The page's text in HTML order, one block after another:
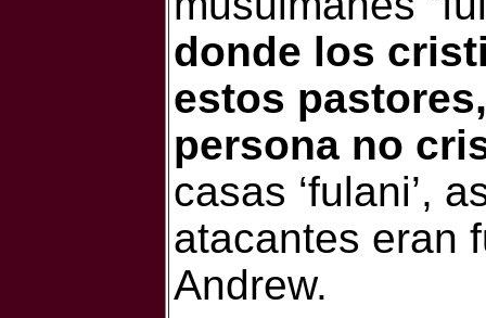
donde los
estos
persona no
casas ‘fulani’,
atacantes eran
Andrew.